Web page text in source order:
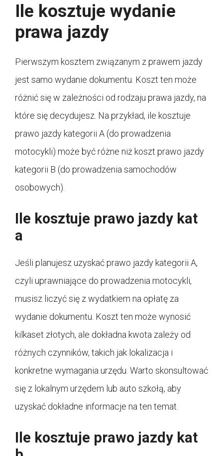
Ile kosztuje wydanie
prawa jazdy
Pierwszym kosztem związanym z prawem jazdy
jest samo wydanie dokumentu. Koszt ten może
różnić się w zależności od rodzaju prawa jazdy, na
które się decydujesz. Na przykład, ile kosztuje
prawo jazdy kategorii A (do prowadzenia
motocykli) może być różne niż koszt prawo jazdy
kategorii B (do prowadzenia samochodów
osobowych).
Ile kosztuje prawo jazdy kat
a
Jeśli planujesz uzyskać prawo jazdy kategorii A,
czyli uprawniające do prowadzenia motocykli,
musisz liczyć się z wydatkiem na opłatę za
wydanie dokumentu. Koszt ten może wynosić
kilkaset złotych, ale dokładna kwota zależy od
różnych czynników, takich jak lokalizacja i
konkretne wymagania urzędu. Warto skonsultować
się z lokalnym urzędem lub auto szkołą, aby
uzyskać dokładne informacje na ten temat.
Ile kosztuje prawo jazdy kat